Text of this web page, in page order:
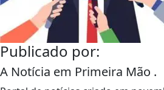
Publicado por:
A Notícia em Primeira Mão .